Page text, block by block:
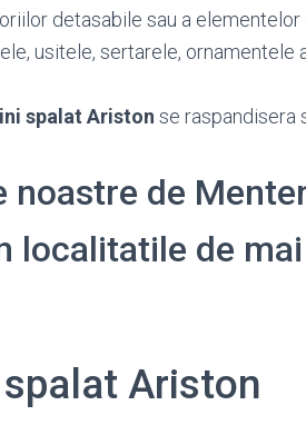
detasabile sau a
usitele, sertarele, ornamentele
spalat Ariston se raspandisera
de
localitatile de
Ariston